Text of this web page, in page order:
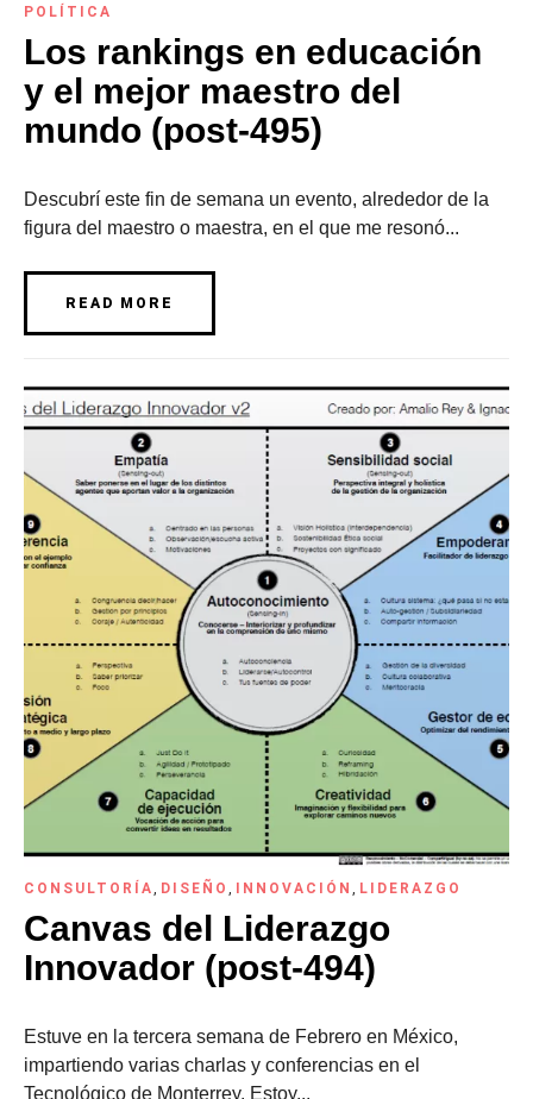
POLÍTICA
Los rankings en educación
y el mejor maestro del
mundo (post-495)
Descubrí este fin de semana un evento, alrededor de la
figura del maestro o maestra, en el que me resonó...
READ MORE
CONSULTORÍA, DISEÑO , INNOVACIÓN , LIDERAZGO
Canvas del Liderazgo
Innovador (post-494)
Estuve en la tercera semana de Febrero en México,
impartiendo varias charlas y conferencias en el
Tecnológico de Monterrey. Estoy...